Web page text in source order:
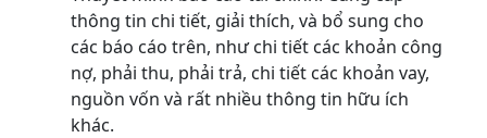
thông tin chi tiết, giải thích, và bổ sung cho
các báo cáo trên, như chi tiết các khoản công
nợ, phải thu, phải trả, chi tiết các khoản vay,
nguồn vốn và rất nhiều thông tin hữu ích
khác.